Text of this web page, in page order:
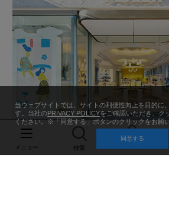
メニュー 検索
当ウェブサイトでは、サイトの利便性向上を目的に
す。当社のPRIVACY POLICYをご確認いただき、ク
ください。※「同意する」ボタンのクリックをお願
同意する